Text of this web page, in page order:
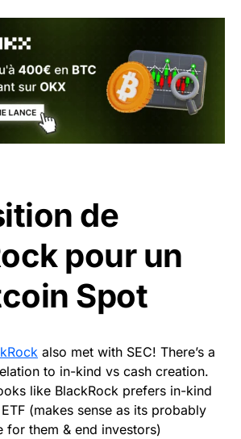
de
pour un
Spot
also met with SEC! There’s a
to in-kind vs cash creation.
like BlackRock prefers in-kind
ETF (makes sense as its probably
for them & end investors)